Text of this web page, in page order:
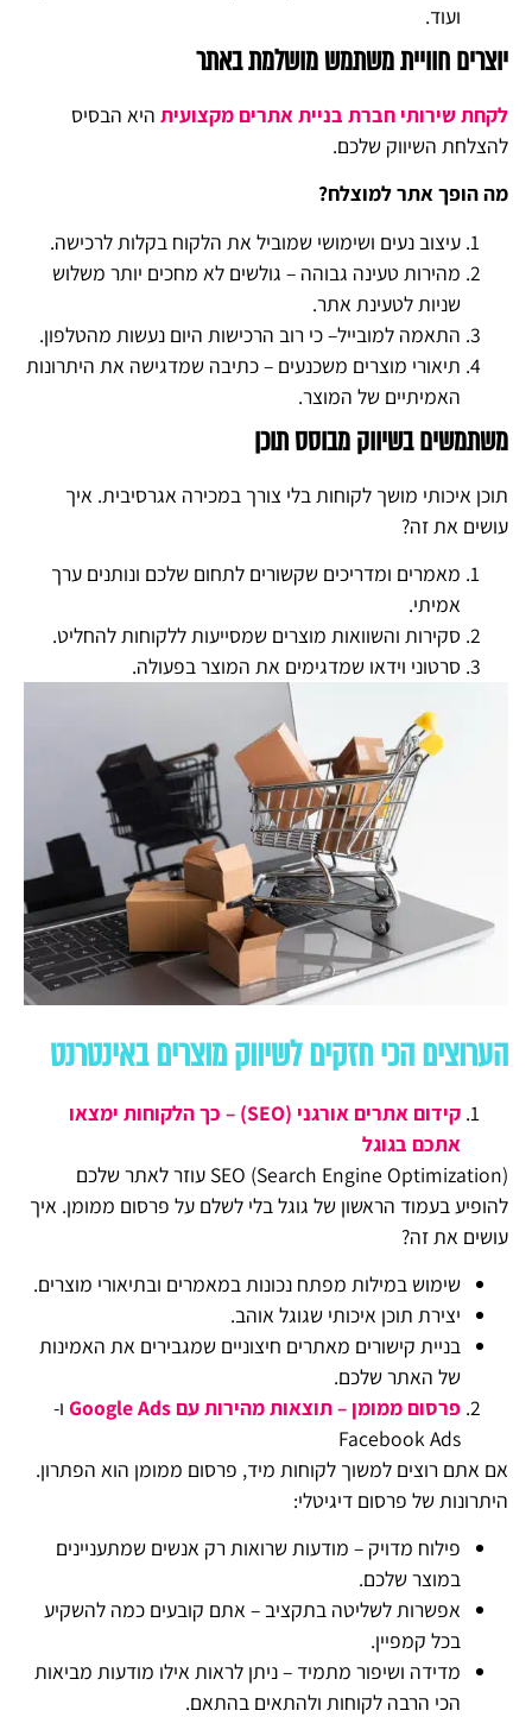
ועוד.
יוצרים חוויית משתמש מושלמת באתר
לקחת שירותי חברת בניית אתרים מקצועית היא הבסיס
להצלחת השיווק שלכם.
מה הופך אתר למוצלח?
עיצוב נעים ושימושי שמוביל את הלקוח בקלות לרכישה.
מהירות טעינה גבוהה – גולשים לא מחכים יותר משלוש
שניות לטעינת אתר.
התאמה למובייל– כי רוב הרכישות היום נעשות מהטלפון.
תיאורי מוצרים משכנעים – כתיבה שמדגישה את היתרונות
האמיתיים של המוצר.
משתמשים בשיווק מבוסס תוכן
תוכן איכותי מושך לקוחות בלי צורך במכירה אגרסיבית. איך
עושים את זה?
מאמרים ומדריכים שקשורים לתחום שלכם ונותנים ערך
אמיתי.
סקירות והשוואות מוצרים שמסייעות ללקוחות להחליט.
סרטוני וידאו שמדגימים את המוצר בפעולה.
הערוצים הכי חזקים לשיווק מוצרים באינטרנט
קידום אתרים אורגני (SEO) – כך הלקוחות ימצאו
אתכם בגוגל
SEO (Search Engine Optimization) עוזר לאתר שלכם
להופיע בעמוד הראשון של גוגל בלי לשלם על פרסום ממומן. איך
עושים את זה?
שימוש במילות מפתח נכונות במאמרים ובתיאורי מוצרים.
יצירת תוכן איכותי שגוגל אוהב.
בניית קישורים מאתרים חיצוניים שמגבירים את האמינות
של האתר שלכם.
פרסום ממומן – תוצאות מהירות עם Google Ads
ו-
Facebook Ads
אם אתם רוצים למשוך לקוחות מיד, פרסום ממומן הוא הפתרון.
היתרונות של פרסום דיגיטלי:
פילוח מדויק – מודעות שרואות רק אנשים שמתעניינים
במוצר שלכם.
אפשרות לשליטה בתקציב – אתם קובעים כמה להשקיע
בכל קמפיין.
מדידה ושיפור מתמיד – ניתן לראות אילו מודעות מביאות
הכי הרבה לקוחות ולהתאים בהתאם.